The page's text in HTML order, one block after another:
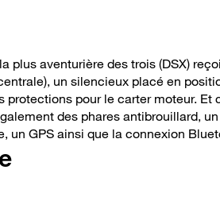
plus aventurière des trois (DSX)
un silencieux placé en
protections pour le carter moteur. Et
des phares antibrouillard, un
un GPS ainsi que la connexion